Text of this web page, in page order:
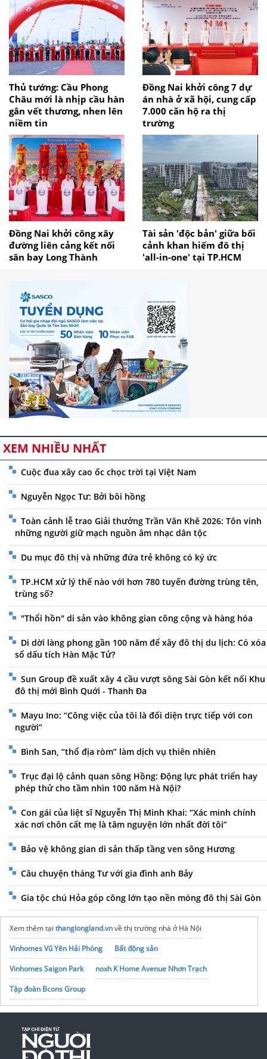
Thủ tướng: Cầu Phong
Châu mới là nhịp cầu hàn
gắn vết thương, nhen lên
niềm tin
Đồng Nai khởi công 7 dự
án nhà ở xã hội, cung cấp
7.000 căn hộ ra thị
trường
Đồng Nai khởi công xây
đường liên cảng kết nối
sân bay Long Thành
Tài sản 'độc bản' giữa bối
cảnh khan hiếm đô thị
'all-in-one' tại TP.HCM
XEM NHIỀU NHẤT
Cuộc đua xây cao ốc chọc trời tại Việt Nam
Nguyễn Ngọc Tư: Bởi bôi hồng
Toàn cảnh lễ trao Giải thưởng Trần Văn Khê 2026: Tôn vinh
những người giữ mạch nguồn âm nhạc dân tộc
Du mục đô thị và những đứa trẻ không có ký ức
TP.HCM xử lý thế nào với hơn 780 tuyến đường trùng tên,
trùng số?
"Thổi hồn" di sản vào không gian công cộng và hàng hóa
Di dời làng phong gần 100 năm để xây đô thị du lịch: Có xóa
sổ dấu tích Hàn Mặc Tử?
Sun Group đề xuất xây 4 cầu vượt sông Sài Gòn kết nối Khu
đô thị mới Bình Quới - Thanh Đa
Mayu Ino: “Công việc của tôi là đối diện trực tiếp với con
người”
Bình San, “thổ địa ròm” làm dịch vụ thiên nhiên
Trục đại lộ cảnh quan sông Hồng: Động lực phát triển hay
phép thử cho tầm nhìn 100 năm Hà Nội?
Con gái của liệt sĩ Nguyễn Thị Minh Khai: “Xác minh chính
xác nơi chôn cất mẹ là tâm nguyện lớn nhất đời tôi”
Bảo vệ không gian di sản thấp tầng ven sông Hương
Câu chuyện tháng Tư với gia đình anh Bảy
Gia tộc chú Hỏa góp công lớn tạo nền móng đô thị Sài Gòn
Xem thêm tại thanglongland.vnvề thị trường nhà ở Hà Nội
Vinhomes Vũ Yên Hải Phòng
Bất động sản
Vinhomes Saigon Park
noxh K Home Avenue Nhơn Trạch
Tập đoàn Bcons Group